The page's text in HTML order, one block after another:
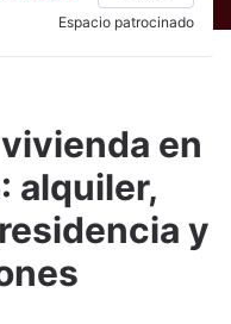
Espacio patrocinado
en
alquiler,
y